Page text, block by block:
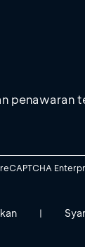
penawaran
|